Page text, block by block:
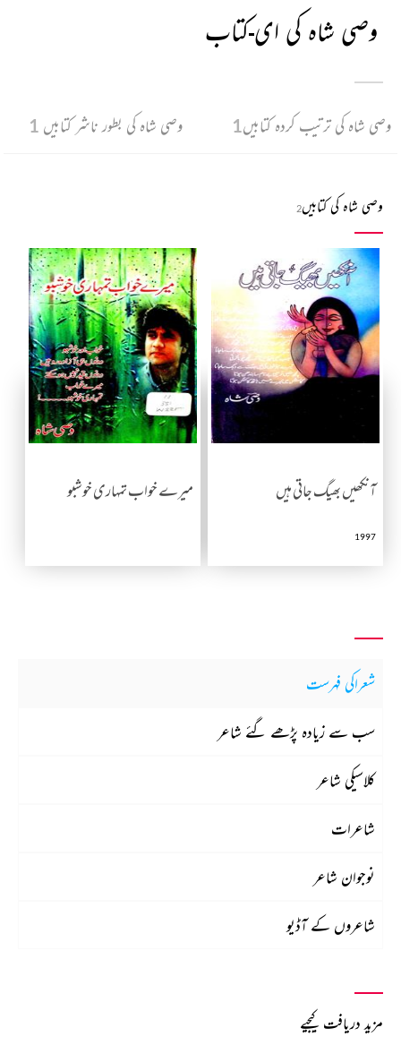
وصی شاہ کی ای-کتاب
وصی شاہ کی ترتیب کردہ کتابیں1 وصی شاہ کی بطور ناشر کتابیں 1
وصی شاہ کی کتابیں2
آنکھیں بھیگ جاتی ہیں
1997
میرے خواب تمہاری خوشبو
شعراکی فہرست
سب سے زیادہ پڑھے گئے شاعر
کلاسیکی شاعر
شاعرات
نوجوان شاعر
شاعروں کے آڈیو
مزید دریافت کیجیے